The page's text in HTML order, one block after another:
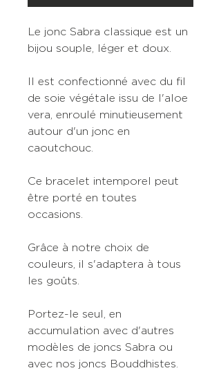
Le jonc Sabra classique est un
bijou souple, léger et doux.
Il est confectionné avec du fil
de soie végétale issu de l'aloe
vera, enroulé minutieusement
autour d'un jonc en
caoutchouc.
Ce bracelet intemporel peut
être porté en toutes
occasions.
Grâce à notre choix de
couleurs, il s'adaptera à tous
les goûts.
Portez-le seul, en
accumulation avec d'autres
modèles de joncs Sabra ou
avec nos joncs Bouddhistes.